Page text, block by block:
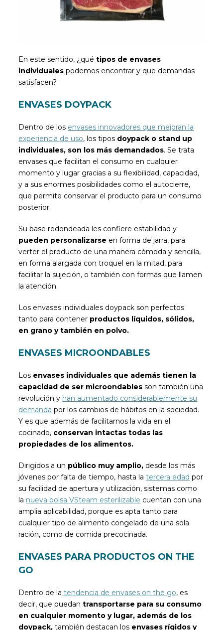
En este sentido, ¿quétipos de envases
individuales podemos encontrar y que demandas
satisfacen?
ENVASES DOYPACK
Dentro de los envases innovadores que mejoran la
experiencia de uso, los tipos doypack o stand up
individuales, son los más demandados. Se trata
envases que facilitan el consumo en cualquier
momento y lugar gracias a su flexibilidad, capacidad,
y a sus enormes posibilidades como el autocierre,
que permite conservar el producto para un consumo
posterior.
Su base redondeada les confiere estabilidad y
pueden personalizarse en forma de jarra, para
verter el producto de una manera cómoda y sencilla,
en forma alargada con troquel en la mitad, para
facilitar la sujeción, o también con formas que llamen
la atención.
Los envases individuales doypack son perfectos
tanto para contener productos líquidos, sólidos,
en grano y también en polvo.
ENVASES MICROONDABLES
Los envases individuales que además tienen la
capacidad de ser microondables son también una
revolución y han aumentado considerablemente su
demanda por los cambios de hábitos en la sociedad.
Y es que además de facilitarnos la vida en el
cocinado, conservan intactas todas las
propiedades de los alimentos.
Dirigidos a un público muy amplio, desde los más
jóvenes por falta de tiempo, hasta latercera edad por
su facilidad de apertura y utilización, sistemas como
la nueva bolsa VSteam esterilizable cuentan con una
amplia aplicabilidad, porque es apta tanto para
cualquier tipo de alimento congelado de una sola
ración, como de comida precocinada.
ENVASES PARA PRODUCTOS ON THE
GO
Dentro de la tendencia de envases on the go, es
decir, que puedantransportarse para su consumo
en cualquier momento y lugar, además de los
doypack, también destacan los envases rígidos y